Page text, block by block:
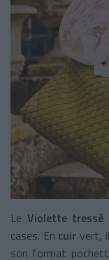
Le Violette tressé
cases. En cuir vert,
son format